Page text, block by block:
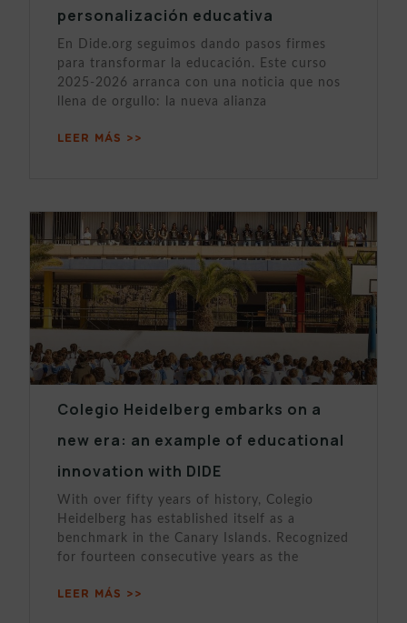
personalización educativa
En Dide.org seguimos dando pasos firmes
para transformar la educación. Este curso
2025-2026 arranca con una noticia que nos
llena de orgullo: la nueva alianza
LEER MÁS >>
Colegio Heidelberg embarks on a
new era: an example of educational
innovation with DIDE
With over fifty years of history, Colegio
Heidelberg has established itself as a
benchmark in the Canary Islands. Recognized
for fourteen consecutive years as the
LEER MÁS >>